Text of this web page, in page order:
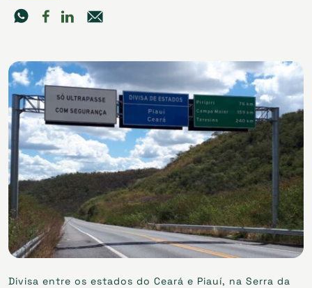
Divisa entre os estados do Ceará e Piauí, na Serra da